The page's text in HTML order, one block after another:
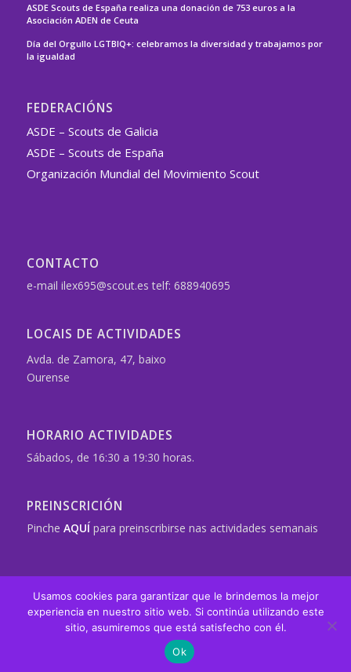
ASDE Scouts de España realiza una donación de 753 euros a la
Asociación ADEN de Ceuta
Día del Orgullo LGTBIQ+: celebramos la diversidad y trabajamos por
la igualdad
FEDERACIÓNS
ASDE – Scouts de Galicia
ASDE – Scouts de España
Organización Mundial del Movimiento Scout
CONTACTO
e-mail ilex695@scout.es telf: 688940695
LOCAIS DE ACTIVIDADES
Avda. de Zamora, 47, baixo
Ourense
HORARIO ACTIVIDADES
Sábados, de 16:30 a 19:30 horas.
PREINSCRICIÓN
Pinche AQUÍpara preinscribirse nas actividades semanais
ASDE Scouts de España
| Este sitio se encuentra bajo la licencia
Usamos cookies para garantizar que le brindemos la mejor
experiencia en nuestro sitio web. Si continúa utilizando este
sitio, asumiremos que está satisfecho con él.
Ok